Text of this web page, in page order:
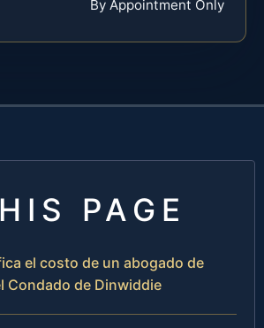
By Appointment Only
PAGE
el costo de un abogado de
Condado de Dinwiddie